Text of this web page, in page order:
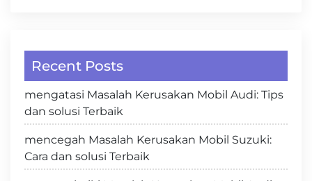
Recent Posts
mengatasi Masalah Kerusakan Mobil Audi: Tips
dan solusi Terbaik
mencegah Masalah Kerusakan Mobil Suzuki:
Cara dan solusi Terbaik